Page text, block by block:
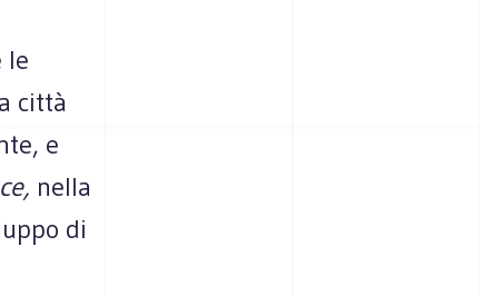
le
città
e
nella
di